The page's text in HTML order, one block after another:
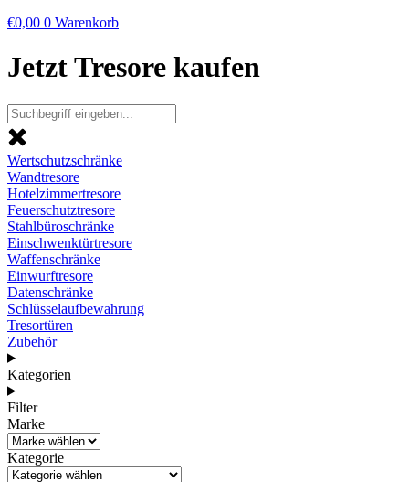
€0,00 0 Warenkorb
Jetzt Tresore kaufen
Wertschutzschränke
Wandtresore
Hotelzimmertresore
Feuerschutztresore
Stahlbüroschränke
Einschwenktürtresore
Waffenschränke
Einwurftresore
Datenschränke
Schlüsselaufbewahrung
Tresortüren
Zubehör
Kategorien
Filter
Marke
Kategorie